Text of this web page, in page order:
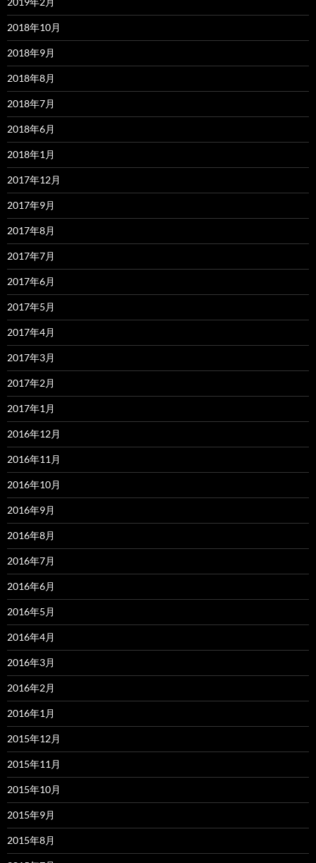
2018年10月
2018年9月
2018年8月
2018年7月
2018年6月
2018年1月
2017年12月
2017年9月
2017年8月
2017年7月
2017年6月
2017年5月
2017年4月
2017年3月
2017年2月
2017年1月
2016年12月
2016年11月
2016年10月
2016年9月
2016年8月
2016年7月
2016年6月
2016年5月
2016年4月
2016年3月
2016年2月
2016年1月
2015年12月
2015年11月
2015年10月
2015年9月
2015年8月